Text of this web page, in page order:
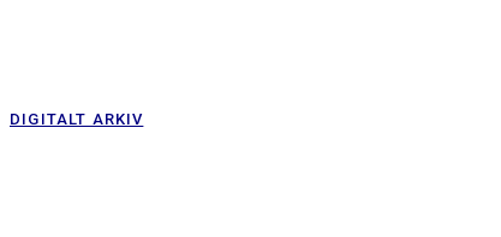
DIGITALT ARKIV